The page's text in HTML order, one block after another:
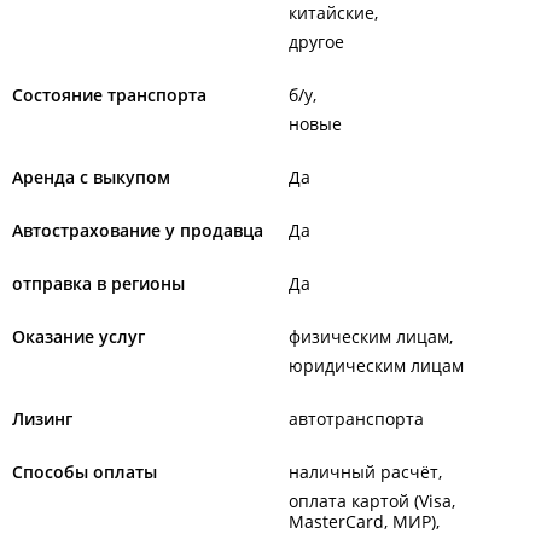
китайские
другое
Состояние транспорта
б/у
новые
Аренда с выкупом Да
Автострахование у продавца Да
отправка в регионы Да
Оказание услуг
физическим лицам
юридическим лицам
Лизинг автотранспорта
Способы оплаты
наличный расчёт
оплата картой (Visa,
MasterCard, МИР)